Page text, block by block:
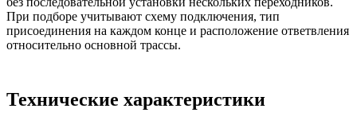
При подборе учитывают схему подключения, тип
присоединения на каждом конце и расположение ответвления
относительно основной трассы.
Технические характеристики